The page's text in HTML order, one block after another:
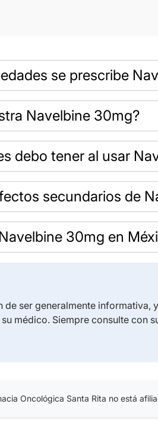
se prescribe
Navelbine 30mg?
debo tener al usar
secundarios de
30mg en
de ser generalmente
médico. Siempre consulte con
Oncológica Santa Rita no está